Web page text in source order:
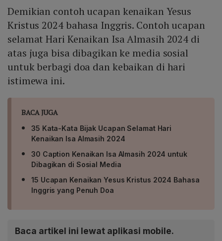
Demikian contoh ucapan kenaikan Yesus
Kristus 2024 bahasa Inggris. Contoh ucapan
selamat Hari Kenaikan Isa Almasih 2024 di
atas juga bisa dibagikan ke media sosial
untuk berbagi doa dan kebaikan di hari
istimewa ini.
BACA JUGA
35 Kata-Kata Bijak Ucapan Selamat Hari
Kenaikan Isa Almasih 2024
30 Caption Kenaikan Isa Almasih 2024 untuk
Dibagikan di Sosial Media
15 Ucapan Kenaikan Yesus Kristus 2024 Bahasa
Inggris yang Penuh Doa
Baca artikel ini lewat aplikasi mobile.